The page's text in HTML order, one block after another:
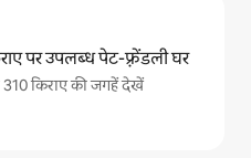
पर उपलब्ध पेट-फ़्रेंडली घर
किराए की जगहें देखें